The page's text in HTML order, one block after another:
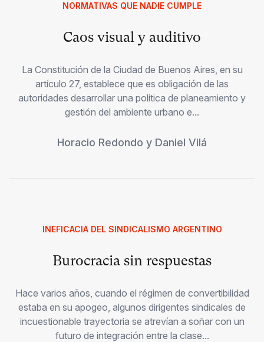
NORMATIVAS QUE NADIE CUMPLE
Caos visual y auditivo
La Constitución de la Ciudad de Buenos Aires, en su
artículo 27, establece que es obligación de las
autoridades desarrollar una política de planeamiento y
gestión del ambiente urbano e...
Horacio Redondo y Daniel Vilá
INEFICACIA DEL SINDICALISMO ARGENTINO
Burocracia sin respuestas
Hace varios años, cuando el régimen de convertibilidad
estaba en su apogeo, algunos dirigentes sindicales de
incuestionable trayectoria se atrevían a soñar con un
futuro de integración entre la clase...